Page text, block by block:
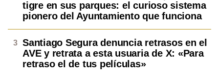
tigre en sus parques: el curioso sistema
pionero del Ayuntamiento que funciona
Santiago Segura denuncia retrasos en el
AVE y retrata a esta usuaria de X: «Para
retraso el de tus películas»